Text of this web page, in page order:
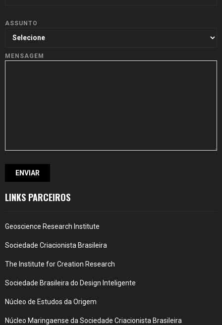
ASSUNTO
MENSAGEM
LINKS PARCEIROS
Geoscience Research Institute
Sociedade Criacionista Brasileira
The Institute for Creation Research
Sociedade Brasileira do Design Inteligente
Núcleo de Estudos da Origem
Núcleo Maringaense da Sociedade Criacionista Brasileira